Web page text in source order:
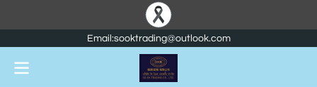
Email:sooktrading@outlook.com